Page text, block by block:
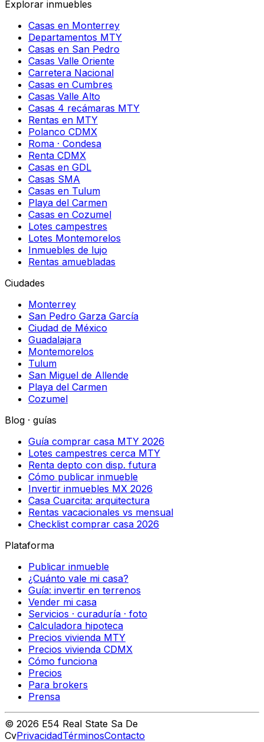
Explorar inmuebles
Casas en Monterrey
Departamentos MTY
Casas en San Pedro
Casas Valle Oriente
Carretera Nacional
Casas en Cumbres
Casas Valle Alto
Casas 4 recámaras MTY
Rentas en MTY
Polanco CDMX
Roma · Condesa
Renta CDMX
Casas en GDL
Casas SMA
Casas en Tulum
Playa del Carmen
Casas en Cozumel
Lotes campestres
Lotes Montemorelos
Inmuebles de lujo
Rentas amuebladas
Ciudades
Monterrey
San Pedro Garza García
Ciudad de México
Guadalajara
Montemorelos
Tulum
San Miguel de Allende
Playa del Carmen
Cozumel
Blog · guías
Guía comprar casa MTY 2026
Lotes campestres cerca MTY
Renta depto con disp. futura
Cómo publicar inmueble
Invertir inmuebles MX 2026
Casa Cuarcita: arquitectura
Rentas vacacionales vs mensual
Checklist comprar casa 2026
Plataforma
Publicar inmueble
¿Cuánto vale mi casa?
Guía: invertir en terrenos
Vender mi casa
Servicios · curaduría · foto
Calculadora hipoteca
Precios vivienda MTY
Precios vivienda CDMX
Cómo funciona
Precios
Para brokers
Prensa
© 2026 E54 Real State Sa De
CvPrivacidadTérminosContacto